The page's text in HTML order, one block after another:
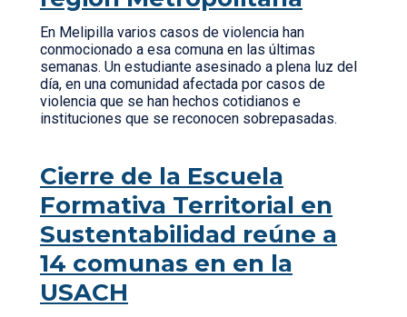
En Melipilla varios casos de violencia han
conmocionado a esa comuna en las últimas
semanas. Un estudiante asesinado a plena luz del
día, en una comunidad afectada por casos de
violencia que se han hechos cotidianos e
instituciones que se reconocen sobrepasadas.
Cierre de la Escuela
Formativa Territorial en
Sustentabilidad reúne a
14 comunas en en la
USACH